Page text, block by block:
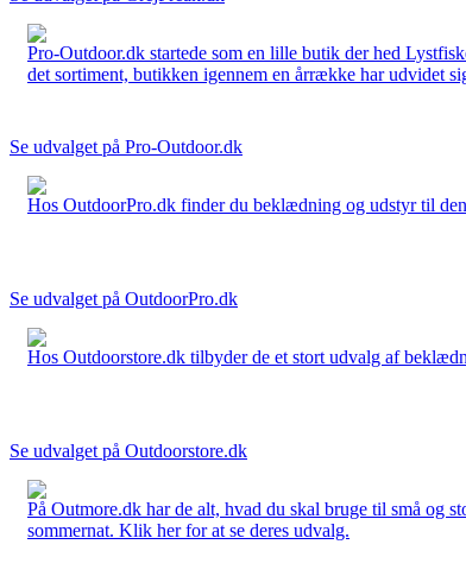
Pro-Outdoor.dk startede som en lille butik der hed
det sortiment, butikken igennem en årrække har udvidet
Se udvalget på Pro-Outdoor.dk
Hos OutdoorPro.dk finder du beklædning og udstyr til
Se udvalget på OutdoorPro.dk
Hos Outdoorstore.dk tilbyder de et stort udvalg af
Se udvalget på Outdoorstore.dk
På Outmore.dk har de alt, hvad du skal bruge til små og
sommernat. Klik her for at se deres udvalg.